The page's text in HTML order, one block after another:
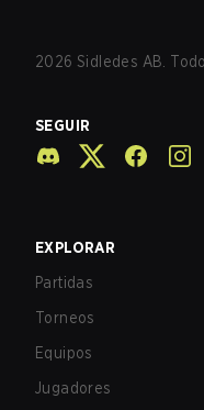
2026 Sidledes AB.
SEGUIR
EXPLORAR
Partidas
Torneos
Equipos
Jugadores